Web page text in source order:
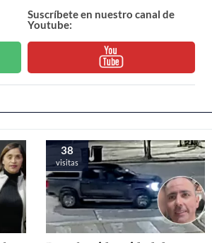
Suscríbete en nuestro canal de
Youtube:
38
visitas